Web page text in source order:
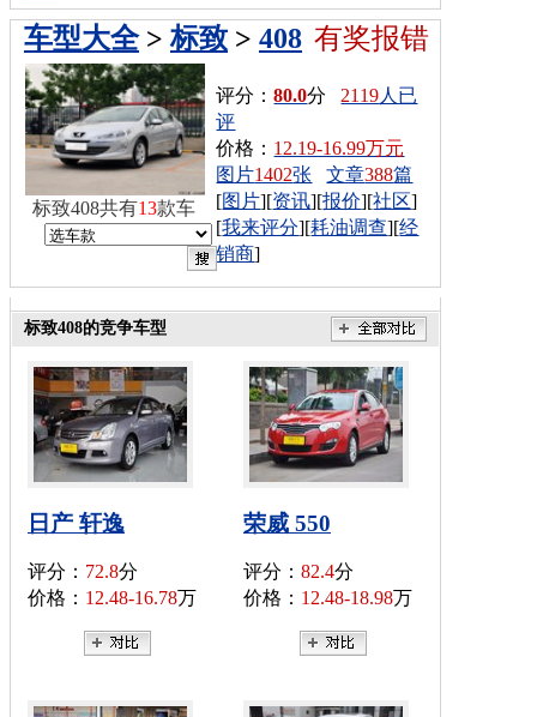
有奖报错
车型大全>标致 > 408
评分：80.0分 2119人已
评
价格： 12.19-16.99万元
图片1402张 文章388篇
[图片][资讯][报价][社区]
[我来评分][耗油调查][经
销商]
标致408共有13款车
标致408的竞争车型
日产 轩逸
评分： 72.8分
价格： 12.48-16.78万
荣威 550
评分： 82.4分
价格： 12.48-18.98万